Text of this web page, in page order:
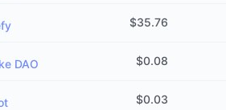
$35.76
DAO $0.08
$0.03